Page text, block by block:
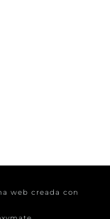
web creada con